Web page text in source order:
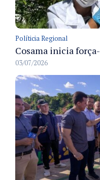
Políticia Regional
03/07/2026